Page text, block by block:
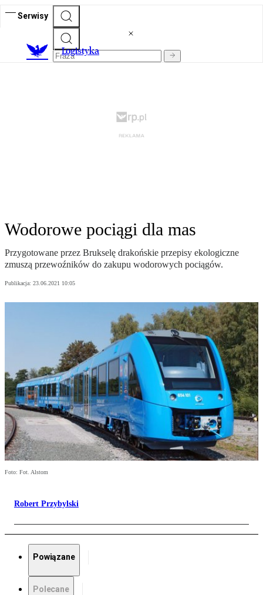
Serwisy
Logistyka
Wodorowe pociągi dla mas
Przygotowane przez Brukselę drakońskie przepisy ekologiczne
zmuszą przewoźników do zakupu wodorowych pociągów.
Publikacja: 23.06.2021 10:05
Foto: Fot. Alstom
Robert Przybylski
Powiązane
Polecane